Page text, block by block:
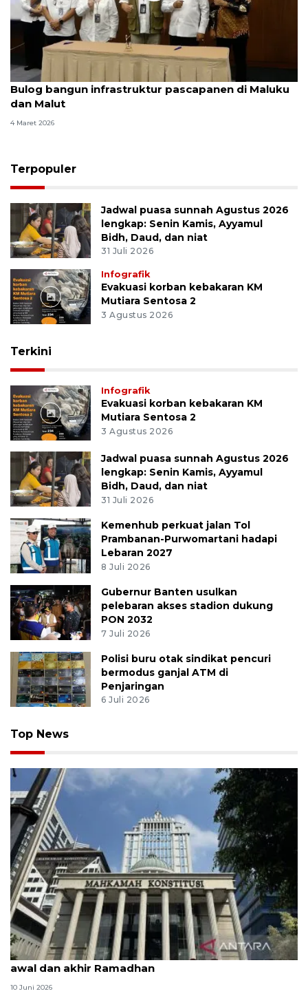
Bulog bangun infrastruktur pascapanen di Maluku
dan Malut
4 Maret 2026
Terpopuler
Jadwal puasa sunnah Agustus 2026
lengkap: Senin Kamis, Ayyamul
Bidh, Daud, dan niat
31 Juli 2026
Infografik
Evakuasi korban kebakaran KM
Mutiara Sentosa 2
3 Agustus 2026
Terkini
Infografik
Evakuasi korban kebakaran KM
Mutiara Sentosa 2
3 Agustus 2026
Jadwal puasa sunnah Agustus 2026
lengkap: Senin Kamis, Ayyamul
Bidh, Daud, dan niat
31 Juli 2026
Kemenhub perkuat jalan Tol
Prambanan-Purwomartani hadapi
Lebaran 2027
8 Juli 2026
Gubernur Banten usulkan
pelebaran akses stadion dukung
PON 2032
7 Juli 2026
Polisi buru otak sindikat pencuri
bermodus ganjal ATM di
Penjaringan
6 Juli 2026
Top News
MK uji materi UU Peradilan Agama perihal isbat
awal dan akhir Ramadhan
10 Juni 2026